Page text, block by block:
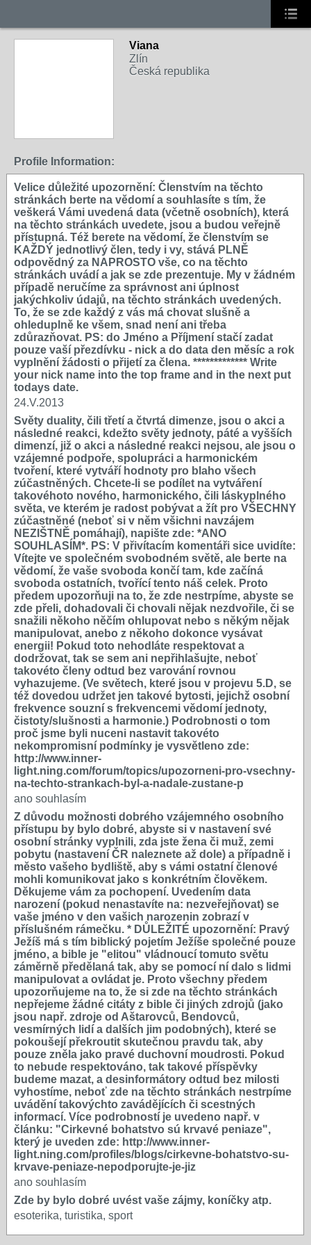
Viana
Zlín
Česká republika
Profile Information:
Velice důležité upozornění: Členstvím na těchto
stránkách berte na vědomí a souhlasíte s tím, že
veškerá Vámi uvedená data (včetně osobních), která
na těchto stránkách uvedete, jsou a budou veřejně
přístupná. Též berete na vědomí, že členstvím se
KAŽDÝ jednotlivý člen, tedy i vy, stává PLNĚ
odpovědný za NAPROSTO vše, co na těchto
stránkách uvádí a jak se zde prezentuje. My v žádném
případě neručíme za správnost ani úplnost
jakýchkoliv údajů, na těchto stránkách uvedených.
To, že se zde každý z vás má chovat slušně a
ohleduplně ke všem, snad není ani třeba
zdůrazňovat. PS: do Jméno a Příjmení stačí zadat
pouze vaší přezdívku - nick a do data den měsíc a rok
vyplnění žádosti o přijetí za člena. ************* Write
your nick name into the top frame and in the next put
todays date.
24.V.2013
Světy duality, čili třetí a čtvrtá dimenze, jsou o akci a
následné reakci, kdežto světy jednoty, páté a vyšších
dimenzí, již o akci a následné reakci nejsou, ale jsou o
vzájemné podpoře, spolupráci a harmonickém
tvoření, které vytváří hodnoty pro blaho všech
zúčastněných. Chcete-li se podílet na vytváření
takovéhoto nového, harmonického, čili láskyplného
světa, ve kterém je radost pobývat a žít pro VŠECHNY
zúčastněné (neboť si v něm všichni navzájem
NEZIŠTNĚ pomáhají), napište zde: *ANO
SOUHLASÍM*. PS: V přivítacím komentáři sice uvidíte:
Vítejte ve společném svobodném světě, ale berte na
vědomí, že vaše svoboda končí tam, kde začíná
svoboda ostatních, tvořící tento náš celek. Proto
předem upozorňuji na to, že zde nestrpíme, abyste se
zde přeli, dohadovali či chovali nějak nezdvořile, či se
snažili někoho něčím ohlupovat nebo s někým nějak
manipulovat, anebo z někoho dokonce vysávat
energii! Pokud toto nehodláte respektovat a
dodržovat, tak se sem ani nepřihlašujte, neboť
takovéto členy odtud bez varování rovnou
vyhazujeme. (Ve světech, které jsou v projevu 5.D, se
též dovedou udržet jen takové bytosti, jejichž osobní
frekvence souzní s frekvencemi vědomí jednoty,
čistoty/slušnosti a harmonie.) Podrobnosti o tom
proč jsme byli nuceni nastavit takovéto
nekompromisní podmínky je vysvětleno zde:
http://www.inner-
light.ning.com/forum/topics/upozorneni-pro-vsechny-
na-techto-strankach-byl-a-nadale-zustane-p
ano souhlasím
Z důvodu možnosti dobrého vzájemného osobního
přístupu by bylo dobré, abyste si v nastavení své
osobní stránky vyplnili, zda jste žena či muž, zemi
pobytu (nastavení ČR naleznete až dole) a případně i
město vašeho bydliště, aby s vámi ostatní členové
mohli komunikovat jako s konkrétním člověkem.
Děkujeme vám za pochopení. Uvedením data
narození (pokud nenastavíte na: nezveřejňovat) se
vaše jméno v den vašich narozenin zobrazí v
příslušném rámečku. * DŮLEŽITÉ upozornění: Pravý
Ježíš má s tím biblický pojetím Ježíše společné pouze
jméno, a bible je "elitou" vládnoucí tomuto světu
záměrně předělaná tak, aby se pomocí ní dalo s lidmi
manipulovat a ovládat je. Proto všechny předem
upozorňujeme na to, že si zde na těchto stránkách
nepřejeme žádné citáty z bible či jiných zdrojů (jako
jsou např. zdroje od Aštarovců, Bendovců,
vesmírných lidí a dalších jim podobných), které se
pokoušejí překroutit skutečnou pravdu tak, aby
pouze zněla jako pravé duchovní moudrosti. Pokud
to nebude respektováno, tak takové příspěvky
budeme mazat, a desinformátory odtud bez milosti
vyhostíme, neboť zde na těchto stránkách nestrpíme
uvádění takovýchto zavádějících či scestných
informací. Více podrobností je uvedeno např. v
článku: "Cirkevné bohatstvo sú krvavé peniaze",
který je uveden zde: http://www.inner-
light.ning.com/profiles/blogs/cirkevne-bohatstvo-su-
krvave-peniaze-nepodporujte-je-jiz
ano souhlasím
Zde by bylo dobré uvést vaše zájmy, koníčky atp.
esoterika, turistika, sport